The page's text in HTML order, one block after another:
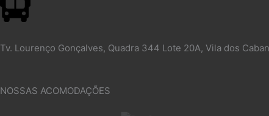
Tv. Lourenço Gonçalves, Quadra 344 Lote 20A, Vila dos
NOSSAS ACOMODAÇÕES